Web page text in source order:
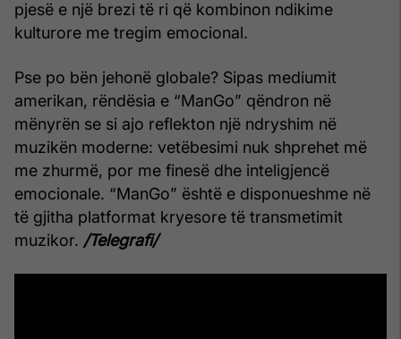
pjesë e një brezi të ri që kombinon ndikime
kulturore me tregim emocional.
Pse po bën jehonë globale? Sipas mediumit
amerikan, rëndësia e “ManGo” qëndron në
mënyrën se si ajo reflekton një ndryshim në
muzikën moderne: vetëbesimi nuk shprehet më
me zhurmë, por me finesë dhe inteligjencë
emocionale. “ManGo” është e disponueshme në
të gjitha platformat kryesore të transmetimit
muzikor. /Telegrafi/